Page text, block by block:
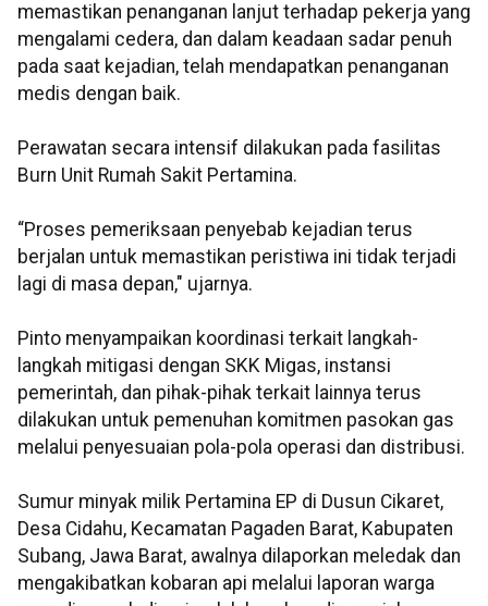
memastikan penanganan lanjut terhadap pekerja yang
mengalami cedera, dan dalam keadaan sadar penuh
pada saat kejadian, telah mendapatkan penanganan
medis dengan baik.
Perawatan secara intensif dilakukan pada fasilitas
Burn Unit Rumah Sakit Pertamina.
“Proses pemeriksaan penyebab kejadian terus
berjalan untuk memastikan peristiwa ini tidak terjadi
lagi di masa depan," ujarnya.
Pinto menyampaikan koordinasi terkait langkah-
langkah mitigasi dengan SKK Migas, instansi
pemerintah, dan pihak-pihak terkait lainnya terus
dilakukan untuk pemenuhan komitmen pasokan gas
melalui penyesuaian pola-pola operasi dan distribusi.
Sumur minyak milik Pertamina EP di Dusun Cikaret,
Desa Cidahu, Kecamatan Pagaden Barat, Kabupaten
Subang, Jawa Barat, awalnya dilaporkan meledak dan
mengakibatkan kobaran api melalui laporan warga